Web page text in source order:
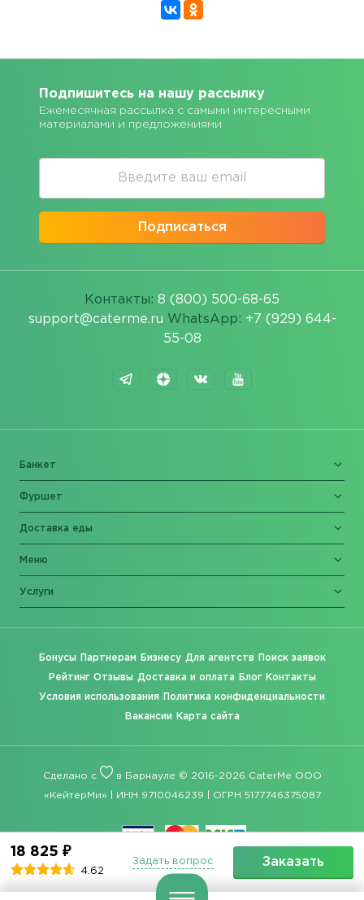
18 825 ₽
4.62
Заказать
Задать вопрос
Подпишитесь на нашу рассылку
Ежемесячная рассылка с самыми интересными
материалами и предложениями
Подписаться
Контакты: 8 (800) 500-68-65
support@caterme.ru WhatsApp: +7 (929) 644-
55-08
Банкет
Фуршет
Доставка еды
Меню
Услуги
Бонусы Партнерам Бизнесу Для агентств Поиск заявок
Рейтинг Отзывы Доставка и оплата Блог Контакты
Условия использования Политика конфиденциальности
Вакансии Карта сайта
Сделано с в Барнауле © 2016-2026 CaterMe ООО
«КейтерМи» | ИНН 9710046239 | ОГРН 5177746375087